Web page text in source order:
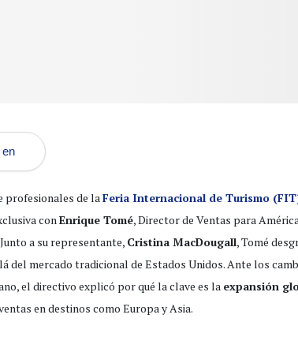
profesionales de laFeria Internacional de Turismo
conEnrique Tomé, Director de Ventas para
a su representante, Cristina MacDougall, Tomé
del mercado tradicional de Estados Unidos. Ante los
el directivo explicó por qué la clave es la expansión
en destinos como Europa y Asia.